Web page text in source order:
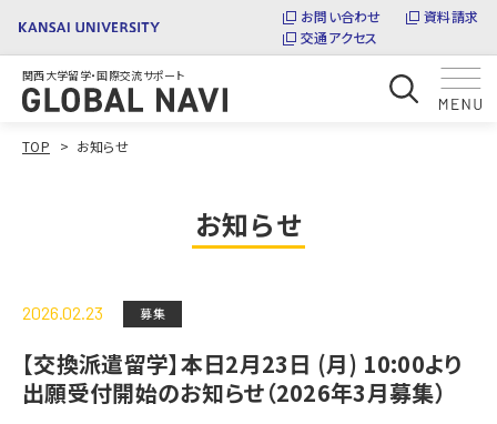
お問い合わせ
資料請求
交通アクセス
関西大学留学・国際交流サポート
TOP お知らせ
お知らせ
2026.02.23 募集
【交換派遣留学】本⽇2月23日 (月) 10:00より
出願受付開始のお知らせ（2026年3⽉募集）